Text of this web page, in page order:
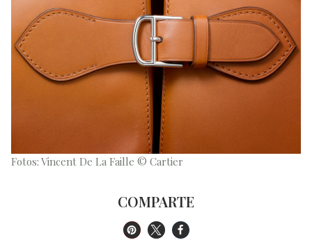
Fotos: Vincent De La Faille © Cartier
COMPARTE